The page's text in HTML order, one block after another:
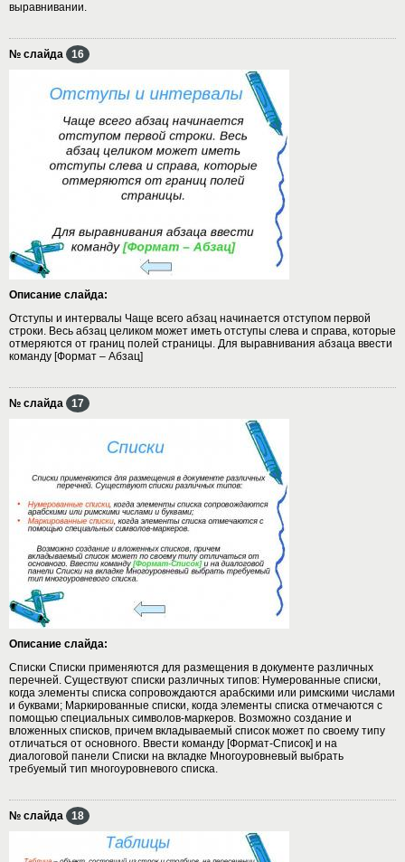
выравнивании.
№ слайда 16
Описание слайда:
Отступы и интервалы Чаще всего абзац начинается отступом первой
строки. Весь абзац целиком может иметь отступы слева и справа, которые
отмеряются от границ полей страницы. Для выравнивания абзаца ввести
команду [Формат – Абзац]
№ слайда 17
Описание слайда:
Списки Списки применяются для размещения в документе различных
перечней. Существуют списки различных типов: Нумерованные списки,
когда элементы списка сопровождаются арабскими или римскими числами
и буквами; Маркированные списки, когда элементы списка отмечаются с
помощью специальных символов-маркеров. Возможно создание и
вложенных списков, причем вкладываемый список может по своему типу
отличаться от основного. Ввести команду [Формат-Список] и на
диалоговой панели Списки на вкладке Многоуровневый выбрать
требуемый тип многоуровневого списка.
№ слайда 18